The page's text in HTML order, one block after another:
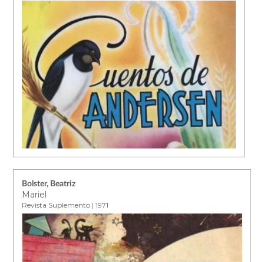
Bolster, Beatriz
Mariel
Revista Suplemento | 1971